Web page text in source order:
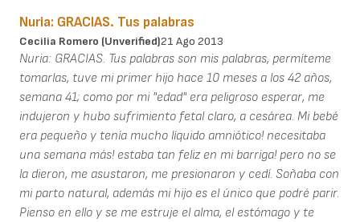
Nuria: GRACIAS. Tus palabras
Cecilia Romero (unverified)21 Ago 2013
Nuria: GRACIAS. Tus palabras son mis palabras, permíteme
tomarlas, tuve mi primer hijo hace 10 meses a los 42 años,
semana 41; como por mi "edad" era peligroso esperar, me
indujeron y hubo sufrimiento fetal claro, a cesárea. Mi bebé
era pequeño y tenía mucho líquido amniótico! necesitaba
una semana más! estaba tan feliz en mi barriga! pero no se
la dieron, me asustaron, me presionaron y cedí. Soñaba con
mi parto natural, además mi hijo es el único que podré parir.
Pienso en ello y se me estruje el alma, el estómago y te